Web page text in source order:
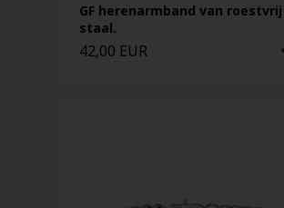
GF herenarmband van roestvrij
staal.
42,00 EUR